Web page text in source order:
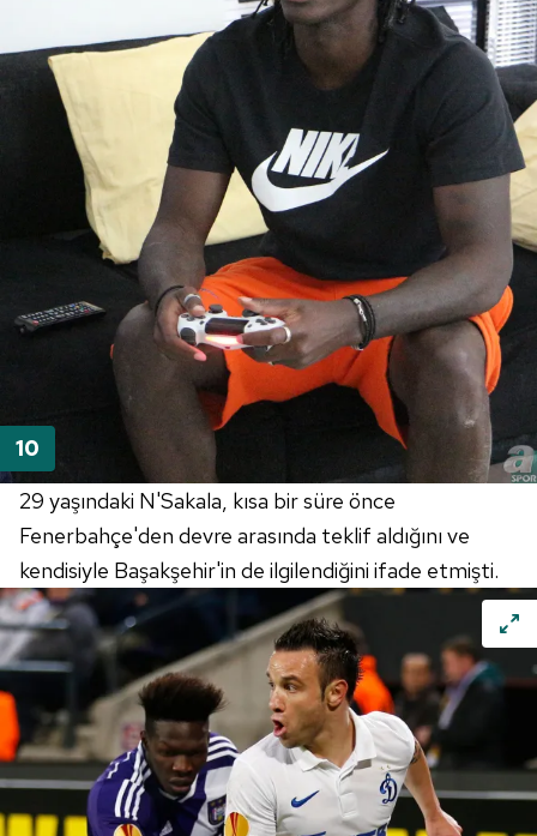
29 yaşındaki N'Sakala, kısa bir süre önce
Fenerbahçe'den devre arasında teklif aldığını ve
kendisiyle Başakşehir'in de ilgilendiğini ifade etmişti.